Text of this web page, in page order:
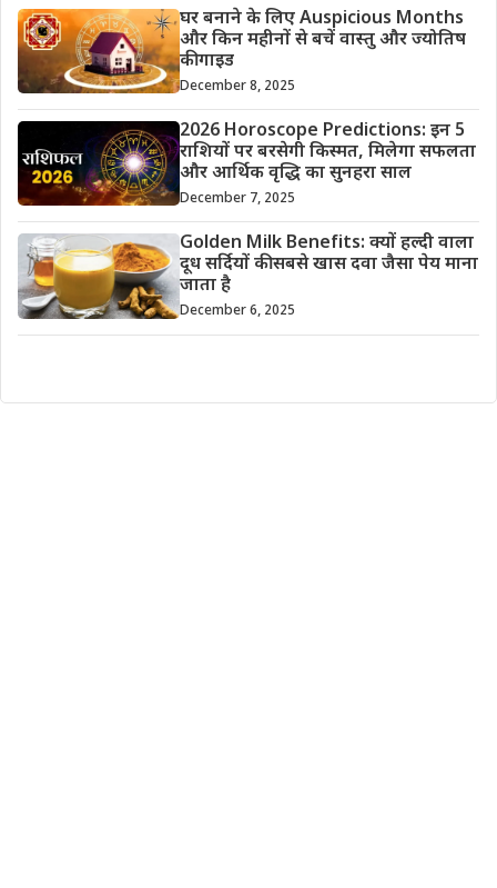
घर बनाने के लिए Auspicious Months
और किन महीनों से बचें वास्तु और ज्योतिष
की गाइड
December 8, 2025
2026 Horoscope Predictions: इन 5
राशियों पर बरसेगी किस्मत, मिलेगा सफलता
और आर्थिक वृद्धि का सुनहरा साल
December 7, 2025
Golden Milk Benefits: क्यों हल्दी वाला
दूध सर्दियों की सबसे खास दवा जैसा पेय माना
जाता है
December 6, 2025